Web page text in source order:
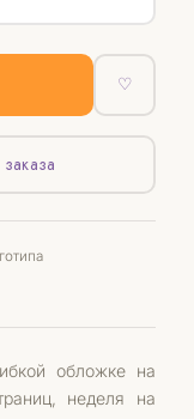
♡
обложке на
неделя на